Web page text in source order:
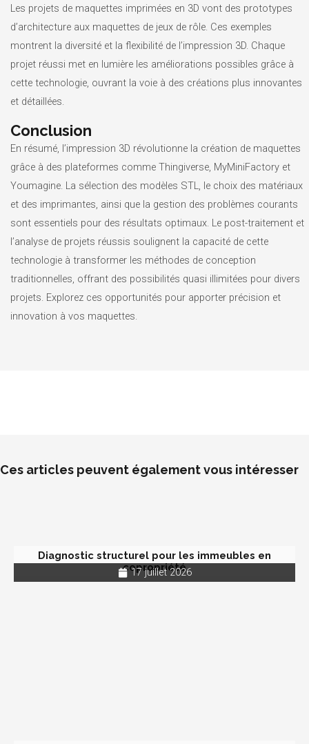
Les projets de maquettes imprimées en 3D vont des prototypes
d’architecture aux maquettes de jeux de rôle. Ces exemples
montrent la diversité et la flexibilité de l’impression 3D. Chaque
projet réussi met en lumière les améliorations possibles grâce à
cette technologie, ouvrant la voie à des créations plus innovantes
et détaillées.
Conclusion
En résumé, l’impression 3D révolutionne la création de maquettes
grâce à des plateformes comme Thingiverse, MyMiniFactory et
Youmagine. La sélection des modèles STL, le choix des matériaux
et des imprimantes, ainsi que la gestion des problèmes courants
sont essentiels pour des résultats optimaux. Le post-traitement et
l’analyse de projets réussis soulignent la capacité de cette
technologie à transformer les méthodes de conception
traditionnelles, offrant des possibilités quasi illimitées pour divers
projets. Explorez ces opportunités pour apporter précision et
innovation à vos maquettes.
Ces articles peuvent également vous intéresser
Diagnostic structurel pour les immeubles en
copropriété
17 juillet 2026